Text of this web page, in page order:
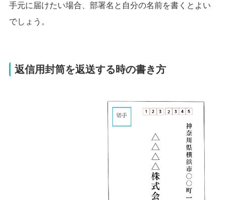
手元に届けたい場合、部署名と自分の名前を書くとよい
でしょう。
返信用封筒を返送する時の書き方